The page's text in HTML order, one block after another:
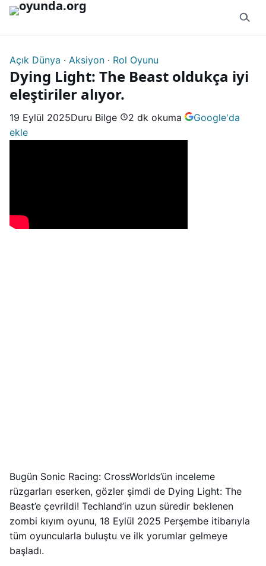
İçeriğe geç
Açık Dünya · Aksiyon · Rol Oyunu
Dying Light: The Beast oldukça iyi
eleştiriler alıyor.
19 Eylül 2025Duru Bilge 2 dk okuma
Google'da
ekle
Bugün Sonic Racing: CrossWorlds’ün inceleme
rüzgarları eserken, gözler şimdi de Dying Light: The
Beast’e çevrildi! Techland’in uzun süredir beklenen
zombi kıyım oyunu, 18 Eylül 2025 Perşembe itibarıyla
tüm oyuncularla buluştu ve ilk yorumlar gelmeye
başladı.